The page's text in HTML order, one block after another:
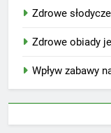
Zdrowe
Zdrowe obiady
Wpływ zabawy